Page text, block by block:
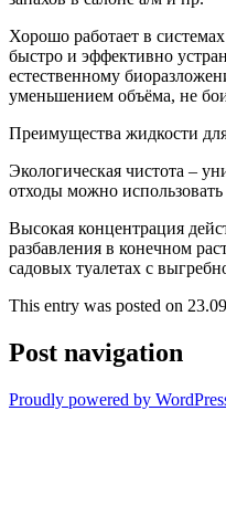
Хорошо работает в
быстро и эффективно
естественному
уменьшением объёма, не
Преимущества жидкости
Экологическая чистота –
отходы можно
Высокая концентрация
разбавления в конечном
садовых туалетах с
This entry was posted on
Post navigation
Proudly powered by